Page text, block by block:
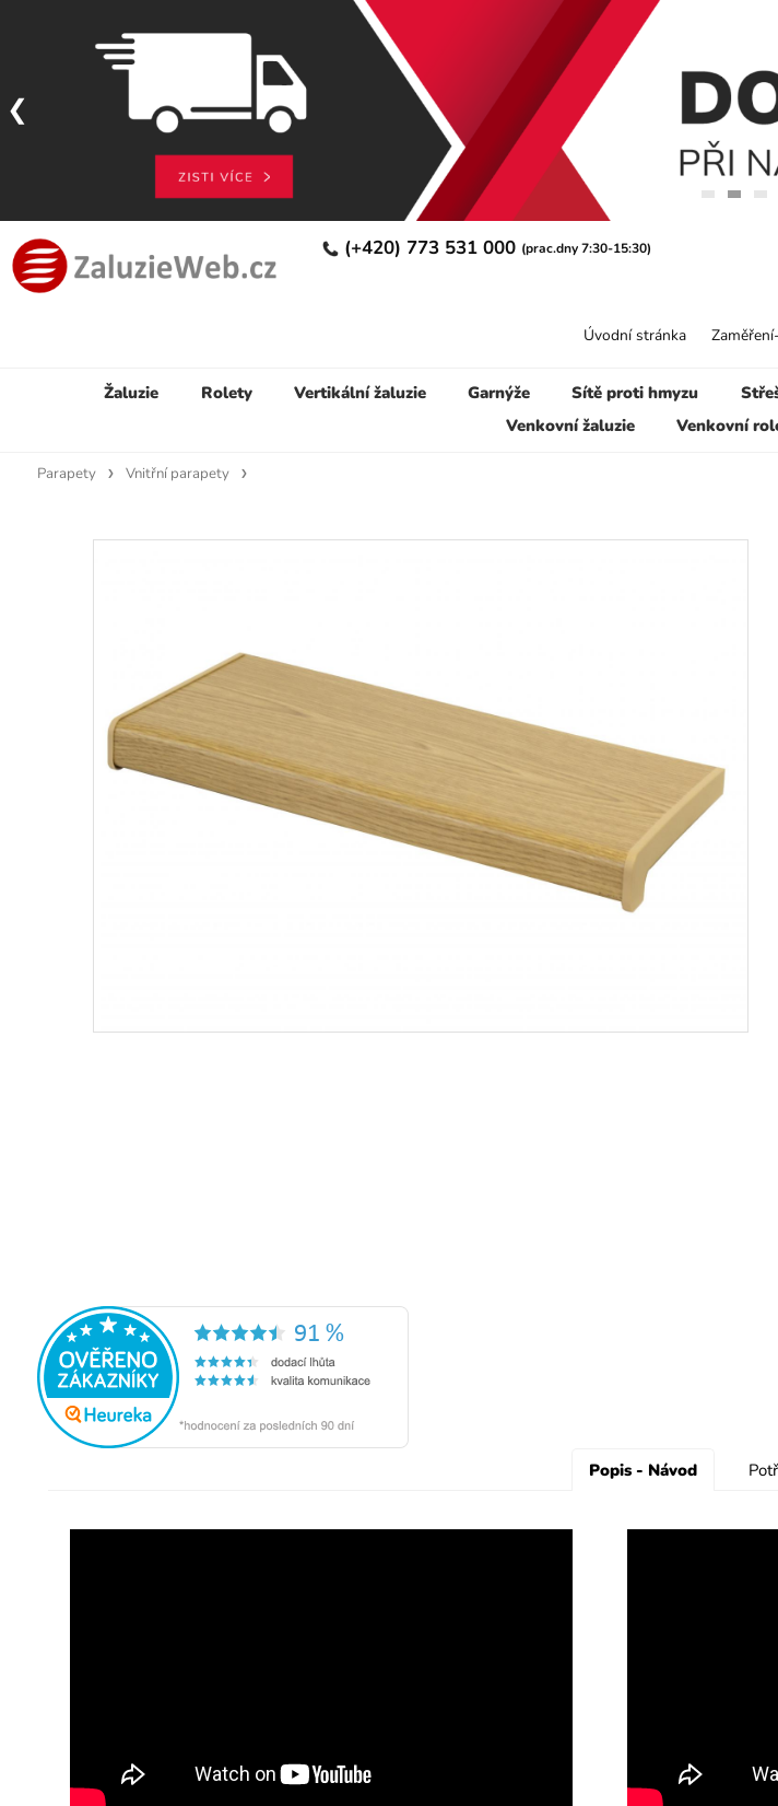
(+420) 773 531 000 (prac.dny 7:30-15:30)
Žaluzie Rolety Vertikální žaluzie Garnýže Sítě proti hmyzu
Venkovní žaluzie
Venkovní
Úvodní stránka
Parapety Vnitřní parapety
Popis - Návod